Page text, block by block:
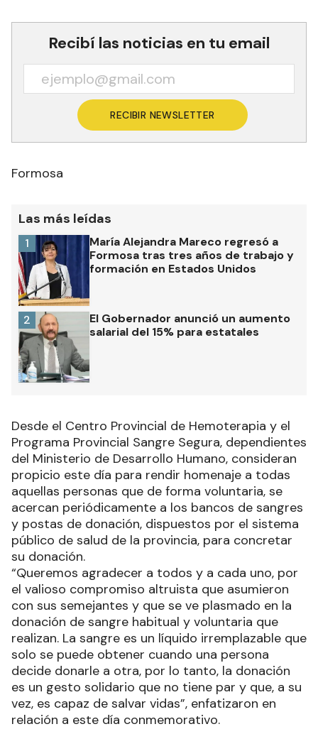
Recibí las noticias en tu email
RECIBIR NEWSLETTER
Formosa
Las más leídas
María Alejandra Mareco regresó a
Formosa tras tres años de trabajo y
formación en Estados Unidos
1
El Gobernador anunció un aumento
salarial del 15% para estatales
2
Desde el Centro Provincial de Hemoterapia y el
Programa Provincial Sangre Segura, dependientes
del Ministerio de Desarrollo Humano, consideran
propicio este día para rendir homenaje a todas
aquellas personas que de forma voluntaria, se
acercan periódicamente a los bancos de sangres
y postas de donación, dispuestos por el sistema
público de salud de la provincia, para concretar
su donación.
“Queremos agradecer a todos y a cada uno, por
el valioso compromiso altruista que asumieron
con sus semejantes y que se ve plasmado en la
donación de sangre habitual y voluntaria que
realizan. La sangre es un líquido irremplazable que
solo se puede obtener cuando una persona
decide donarle a otra, por lo tanto, la donación
es un gesto solidario que no tiene par y que, a su
vez, es capaz de salvar vidas”, enfatizaron en
relación a este día conmemorativo.